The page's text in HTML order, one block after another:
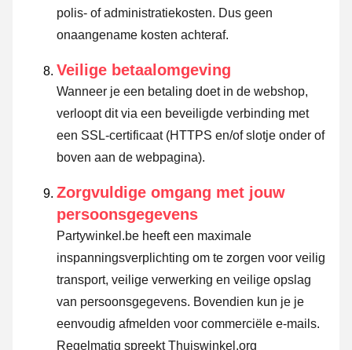
polis- of administratiekosten. Dus geen
onaangename kosten achteraf.
Veilige betaalomgeving
Wanneer je een betaling doet in de webshop,
verloopt dit via een beveiligde verbinding met
een SSL-certificaat (HTTPS en/of slotje onder of
boven aan de webpagina).
Zorgvuldige omgang met jouw
persoonsgegevens
Partywinkel.be heeft een maximale
inspanningsverplichting om te zorgen voor veilig
transport, veilige verwerking en veilige opslag
van persoonsgegevens. Bovendien kun je je
eenvoudig afmelden voor commerciële e-mails.
Regelmatig spreekt Thuiswinkel.org